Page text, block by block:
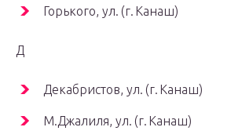
Горького, ул. (г. Канаш)
Д
Декабристов, ул. (г. Канаш)
М.Джалиля, ул. (г. Канаш)